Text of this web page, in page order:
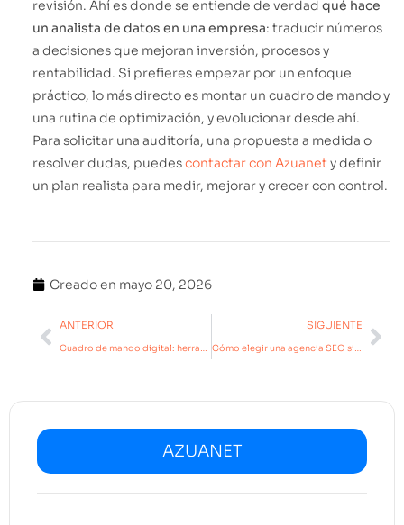
revisión. Ahí es donde se entiende de verdad qué hace
un analista de datos en una empresa: traducir números
a decisiones que mejoran inversión, procesos y
rentabilidad. Si prefieres empezar por un enfoque
práctico, lo más directo es montar un cuadro de mando y
una rutina de optimización, y evolucionar desde ahí.
Para solicitar una auditoría, una propuesta a medida o
resolver dudas, puedescontactar con Azuanet y definir
un plan realista para medir, mejorar y crecer con control.
Creado en mayo 20, 2026
ANTERIOR
Cuadro de mando digital: herramienta clave para tomar decisiones
SIGUIENTE
Cómo elegir una agencia SEO sin cometer errores
AZUANET